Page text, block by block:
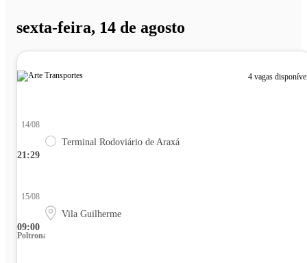
sexta-feira, 14 de agosto
4 vagas
21:29
14/08
Terminal Rodoviário de Araxá
09:00
15/08
Vila Guilherme
Poltrona